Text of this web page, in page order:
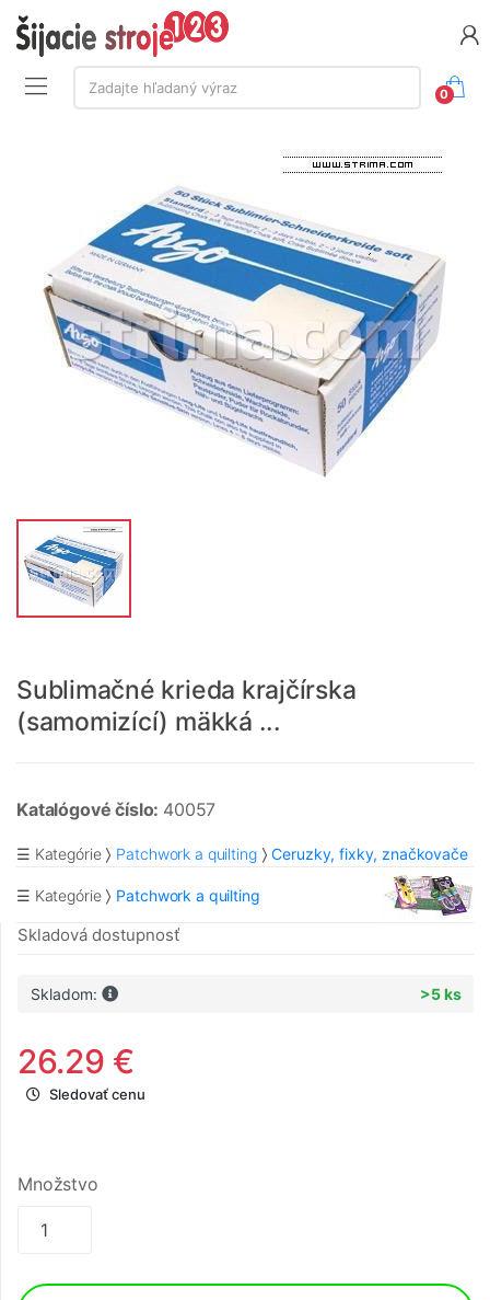
Vyhľadávanie:
Zadajte hľadaný výraz
0
Sublimačné krieda krajčírska
(samomizící) mäkká ...
Katalógové číslo: 40057
☰ Kategórie Patchwork a quilting Ceruzky, fixky, značkovače
☰ Kategórie Patchwork a quilting
Skladová dostupnosť
Skladom: >5 ks
26.29 €
Sledovať cenu
Množstvo